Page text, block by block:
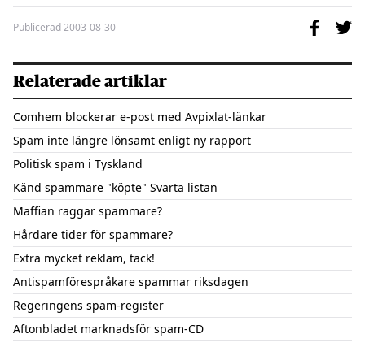
Publicerad2003-08-30
Relaterade artiklar
Comhem blockerar e-post med Avpixlat-länkar
Spam inte längre lönsamt enligt ny rapport
Politisk spam i Tyskland
Känd spammare "köpte" Svarta listan
Maffian raggar spammare?
Hårdare tider för spammare?
Extra mycket reklam, tack!
Antispamförespråkare spammar riksdagen
Regeringens spam-register
Aftonbladet marknadsför spam-CD